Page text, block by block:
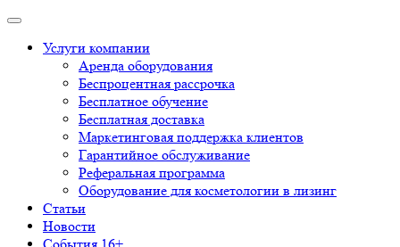
Услуги компании
Аренда оборудования
Беспроцентная рассрочка
Бесплатное обучение
Бесплатная доставка
Маркетинговая поддержка клиентов
Гарантийное обслуживание
Реферальная программа
Оборудование для косметологии в лизинг
Статьи
Новости